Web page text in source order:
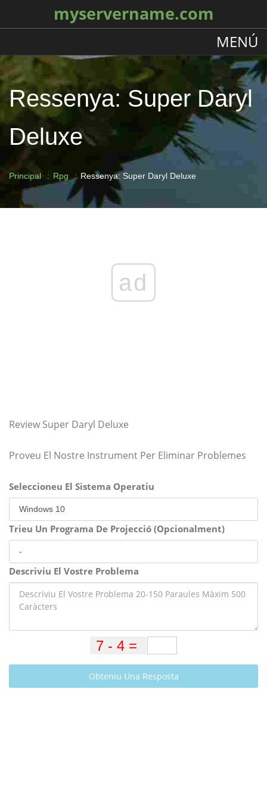
myservername.com
MENÚ
Ressenya: Super Daryl
Deluxe
Principal Rpg Ressenya: Super Daryl Deluxe
ad
Review Super Daryl Deluxe
Proveu El Nostre Instrument Per Eliminar Problemes
Seleccioneu El Sistema Operatiu
Trieu Un Programa De Projecció (Opcionalment)
Descriviu El Vostre Problema
Obteniu Una Resposta